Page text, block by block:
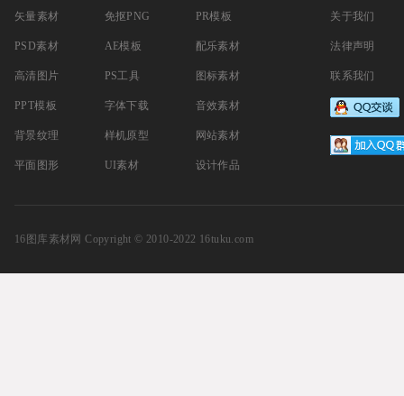
矢量素材
PSD素材
高清图片
PPT模板
背景纹理
平面图形
免抠PNG
AE模板
PS工具
字体下载
样机原型
UI素材
PR模板
配乐素材
图标素材
音效素材
网站素材
设计作品
关于我们
法律声明
联系我们
16图库素材网 Copyright © 2010-2022 16tuku.com